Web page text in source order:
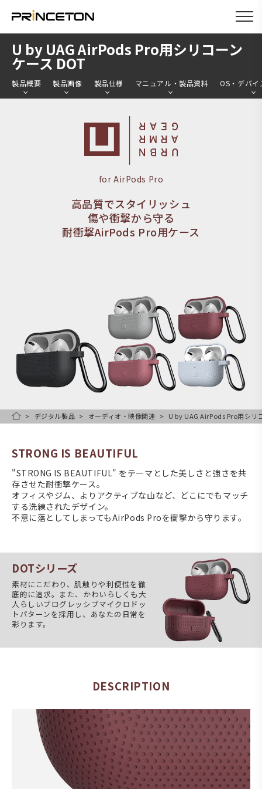
U by UAG AirPods Pro用シリコーン
ケース DOT
製品概要 製品画像 製品仕様 マニュアル・製品資料 OS・デバイ
for AirPods Pro
高品質でスタイリッシュ
傷や衝撃から守る
耐衝撃AirPods Pro用ケース
HOMEデジタル製品 オーディオ・映像関連 U by UAG AirPods Pro用シリ
STRONG IS BEAUTIFUL
"STRONG IS BEAUTIFUL" をテーマとした美しさと強さを共
存させた耐衝撃ケース。
オフィスやジム、よりアクティブな山など、どこにでもマッチ
する洗練されたデザイン。
不意に落としてしまってもAirPods Proを衝撃から守ります。
DOTシリーズ
素材にこだわり、肌触りや利便性を徹
底的に追求。また、かわいらしくも大
人らしいプログレッシブマイクロドッ
トパターンを採用し、あなたの日常を
彩ります。
DESCRIPTION